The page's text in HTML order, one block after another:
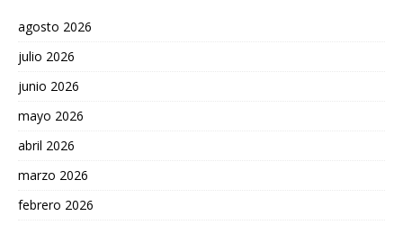
agosto 2026
julio 2026
junio 2026
mayo 2026
abril 2026
marzo 2026
febrero 2026